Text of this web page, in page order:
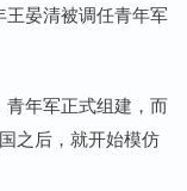
王晏清被调任青年军
年军正式组建，而
之后，就开始模仿